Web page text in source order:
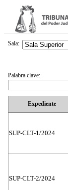
Expediente
SUP-CLT-1/2024
SUP-CLT-2/2024
Sala:
Palabra clave: